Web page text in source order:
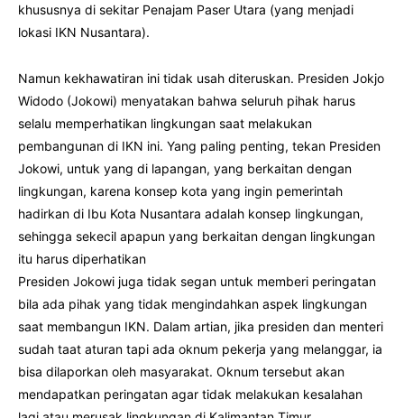
khususnya di sekitar Penajam Paser Utara (yang menjadi
lokasi IKN Nusantara).
Namun kekhawatiran ini tidak usah diteruskan. Presiden Jokjo
Widodo (Jokowi) menyatakan bahwa seluruh pihak harus
selalu memperhatikan lingkungan saat melakukan
pembangunan di IKN ini. Yang paling penting, tekan Presiden
Jokowi, untuk yang di lapangan, yang berkaitan dengan
lingkungan, karena konsep kota yang ingin pemerintah
hadirkan di Ibu Kota Nusantara adalah konsep lingkungan,
sehingga sekecil apapun yang berkaitan dengan lingkungan
itu harus diperhatikan
Presiden Jokowi juga tidak segan untuk memberi peringatan
bila ada pihak yang tidak mengindahkan aspek lingkungan
saat membangun IKN. Dalam artian, jika presiden dan menteri
sudah taat aturan tapi ada oknum pekerja yang melanggar, ia
bisa dilaporkan oleh masyarakat. Oknum tersebut akan
mendapatkan peringatan agar tidak melakukan kesalahan